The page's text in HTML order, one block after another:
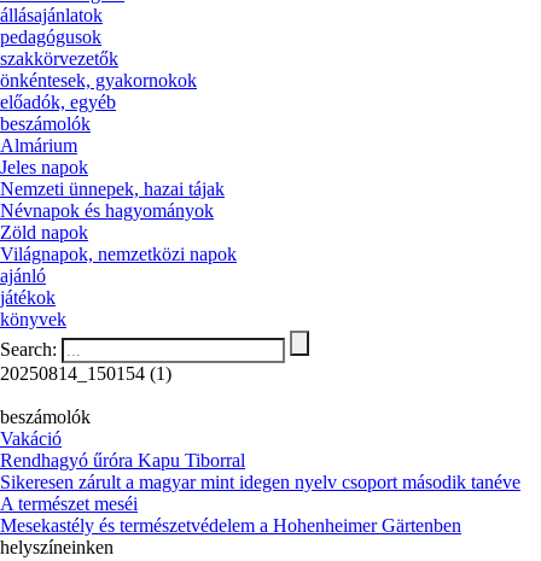
állásajánlatok
pedagógusok
szakkörvezetők
önkéntesek, gyakornokok
előadók, egyéb
beszámolók
Almárium
Jeles napok
Nemzeti ünnepek, hazai tájak
Névnapok és hagyományok
Zöld napok
Világnapok, nemzetközi napok
ajánló
játékok
könyvek
Search:
20250814_150154 (1)
beszámolók
Vakáció
Rendhagyó űróra Kapu Tiborral
Sikeresen zárult a magyar mint idegen nyelv csoport második tanéve
A természet meséi
Mesekastély és természetvédelem a Hohenheimer Gärtenben
helyszíneinken